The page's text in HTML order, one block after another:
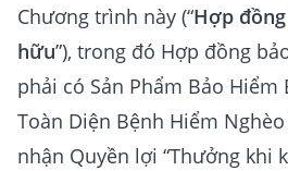
Chương trình này (“Hợp
hữu”), trong đó Hợp đồng
phải có Sản Phẩm Bảo Hiểm
Toàn Diện Bệnh Hiểm
nhận Quyền lợi “Thưởng khi